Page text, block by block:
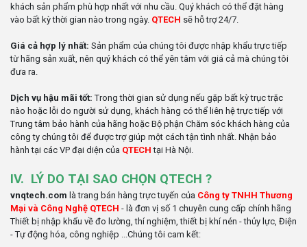
khách sản phẩm phù hợp nhất với nhu cầu. Quý khách có thể đặt hàng
vào bất kỳ thời gian nào trong ngày. QTECH sẽ hỗ trợ 24/7.
Giá cả hợp lý nhất: Sản phẩm của chúng tôi được nhập khẩu trực tiếp
từ hãng sản xuất, nên quý khách có thể yên tâm với giá cả mà chúng tôi
đưa ra.
Dịch vụ hậu mãi tốt:Trong thời gian sử dụng nếu gặp bất kỳ trục trặc
nào hoặc lỗi do người sử dụng, khách hàng có thể liên hệ trực tiếp với
Trung tâm bảo hành của hãng hoặc Bộ phận Chăm sóc khách hàng của
công ty chúng tôi để được trợ giúp một cách tận tình nhất. Nhận bảo
hành tại các VP đại diện của QTECH tại Hà Nội.
IV. LÝ DO TẠI SAO CHỌN QTECH ?
vnqtech.com là trang bán hàng trực tuyến của Công ty TNHH Thương
Mại và Công Nghệ QTECH - là đơn vị số 1 chuyên cung cấp chính hãng
Thiết bị nhập khẩu về đo lường, thí nghiệm, thiết bị khí nén - thủy lực, Điện
- Tự động hóa, công nghiệp ...Chúng tôi cam kết: